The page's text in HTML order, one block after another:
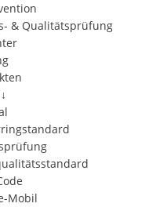
& Qualitätsprüfung
↓
Mobil